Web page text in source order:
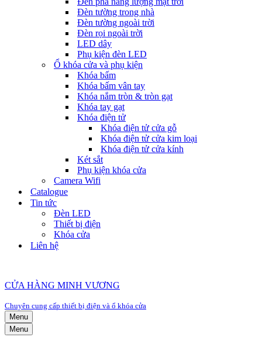
Đèn tường trong nhà
Đèn tường ngoài trời
Đèn rọi ngoài trời
LED dây
Phụ kiện đèn LED
Ổ khóa cửa và phụ kiện
Khóa bấm
Khóa bấm vân tay
Khóa nắm tròn & tròn gạt
Khóa tay gạt
Khóa điện tử
Khóa điện tử cửa gỗ
Khóa điện tử cửa kim loại
Khóa điện tử cửa kính
Két sắt
Phụ kiện khóa cửa
Camera Wifi
Catalogue
Tin tức
Đèn LED
Thiết bị điện
Khóa cửa
Liên hệ
CỬA HÀNG MINH VƯƠNG
Chuyên cung cấp thiết bị điện và ổ khóa cửa
Menu
Menu